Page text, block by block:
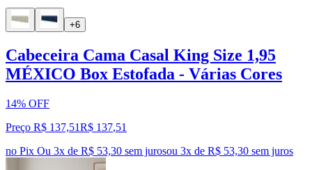
+6
Cabeceira Cama Casal King Size 1,95
MÉXICO Box Estofada - Várias Cores
14% OFF
Preço R$ 137,51R$ 137,51
no Pix Ou 3x de R$ 53,30 sem jurosou 3x de R$ 53,30 sem juros